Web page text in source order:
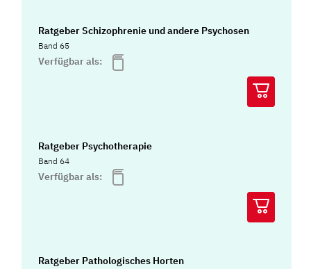
Ratgeber Schizophrenie und andere Psychosen
Band 65
Verfügbar als:
Ratgeber Psychotherapie
Band 64
Verfügbar als:
Ratgeber Pathologisches Horten